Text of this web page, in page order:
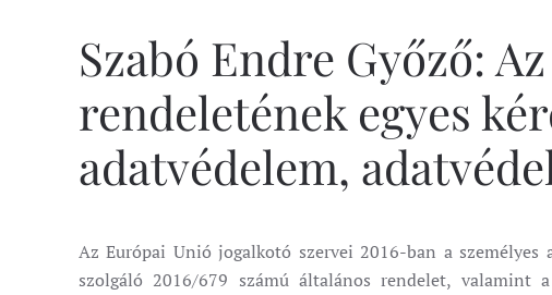
Szabó Endre Győző:
rendeletének egyes
adatvédelem,
Az Európai Unió jogalkotó szervei 2016-ban a
szolgáló 2016/679 számú általános rendelet, valamint